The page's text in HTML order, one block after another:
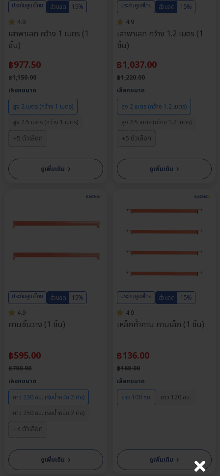
ประกันศูนย์ไทย ส่วนลด
15%
4.9
เสาพาเลท กว้าง 1 เมตร (1
ชิ้น)
฿977.50
฿1,150.00
เลือกขนาด
สูง 2 เมตร (กว้าง 1 เมตร)
สูง 2.5 เมตร (กว้าง 1 เมตร)
+5 ตัวเลือก
ดูเพิ่มเติม ›
ประกันศูนย์ไทย ส่วนลด
15%
4.9
เสาพาเลท กว้าง 1.2 เมตร (1
ชิ้น)
฿1,037.00
฿1,220.00
เลือกขนาด
สูง 2 เมตร (กว้าง 1.2 เมตร)
สูง 2.5 เมตร (กว้าง 1.2 เมตร)
+5 ตัวเลือก
ดูเพิ่มเติม ›
ประกันศูนย์ไทย ส่วนลด
15%
4.9
คานชั้นวาง (1 ชิ้น)
฿595.00
฿700.00
เลือกขนาด
ยาว 230 ซม. (รับน้ำหนัก 2 ตัน)
ยาว 250 ซม. (รับน้ำหนัก 2 ตัน)
+4 ตัวเลือก
ดูเพิ่มเติม ›
ประกันศูนย์ไทย ส่วนลด
15%
4.9
เหล็กค้ำคาน คานเล็ก (1 ชิ้น)
฿136.00
฿160.00
เลือกขนาด
ยาว 100 ซม.
ยาว 120 ซม.
ดูเพิ่มเติม ›